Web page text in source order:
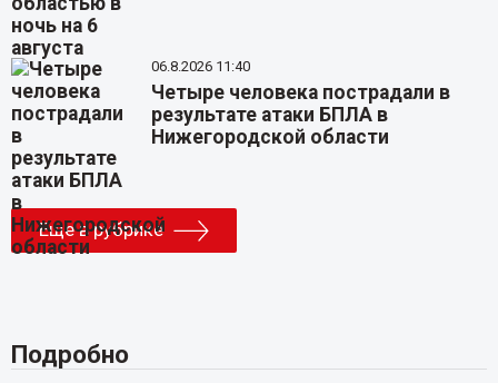
06.8.2026 11:40
Четыре человека пострадали в
результате атаки БПЛА в
Нижегородской области
Еще в рубрике
Подробно